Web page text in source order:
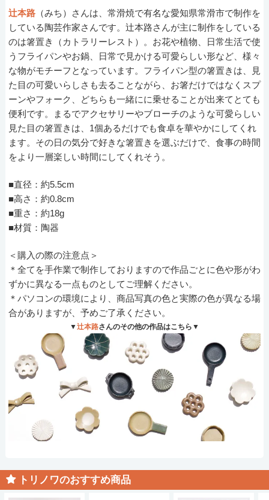
辻本路（みち）さんは、常滑焼で有名な愛知県常滑市で制作を
している陶芸作家さんです。辻本路さんが主に制作をしている
のは箸置き（カトラリーレスト）。お花や植物、日常生活で使
うフライパンやお鍋、日常で見かける可愛らしい形など、様々
な物がモチーフとなっています。フライパン型の箸置きは、見
た目の可愛いらしさも去ることながら、お箸だけではなくスプ
ーンやフォーク、どちらも一緒にに乗せることが出来てとても
便利です。まるでアクセサリーやブローチのような可愛らしい
見た目の箸置きは、1個あるだけでも食卓を華やかにしてくれ
ます。その日の気分で好きな箸置きを選ぶだけで、食事の時間
をより一層楽しい時間にしてくれそう。
■直径：約5.5cm
■高さ：約0.8cm
■重さ：約18g
■材質：陶器
＜購入の際の注意点＞
＊全てを手作業で制作しておりますので作品ごとに色や形がわ
ずかに異なる一点ものとしてご理解ください。
＊パソコンの環境により、商品写真の色と実際の色が異なる場
合がありますが、予めご了承ください。
▼辻本路さんのその他の作品はこちら▼
トリノワのおすすめ商品